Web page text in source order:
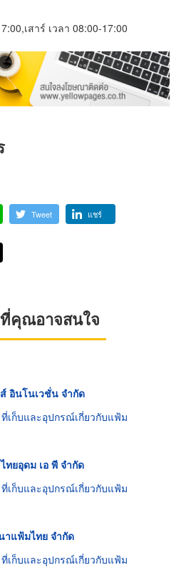
เสาร์ เวลา 08:00-17:00
Tweet แชร์
คุณอาจสนใจ
อินโนเวชั่น จำกัด
ที่เก็บและอุปกรณ์เกี่ยวกับแฟ้ม
ทยอุดม เอ พี จำกัด
ที่เก็บและอุปกรณ์เกี่ยวกับแฟ้ม
แฟ้มไทย จำกัด
ที่เก็บและอุปกรณ์เกี่ยวกับแฟ้ม